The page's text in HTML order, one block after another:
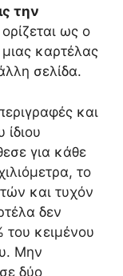
την
ως ο
καρτέλας
σελίδα.
και
για κάθε
το
και τυχόν
δεν
κειμένου
Μην
δύο